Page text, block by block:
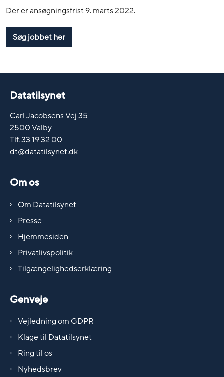
Der er ansøgningsfrist 9. marts 2022.
Søg jobbet her
Datatilsynet
Carl Jacobsens Vej 35
2500 Valby
Tlf. 33 19 32 00
dt@datatilsynet.dk
Om os
Om Datatilsynet
Presse
Hjemmesiden
Privatlivspolitik
Tilgængelighedserklæring
Genveje
Vejledning om GDPR
Klage til Datatilsynet
Ring til os
Nyhedsbrev